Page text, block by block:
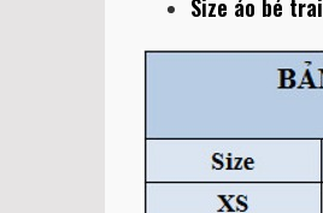
Size áo bé trai